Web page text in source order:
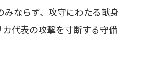
ならず、攻守にわたる献身
代表の攻撃を寸断する守備